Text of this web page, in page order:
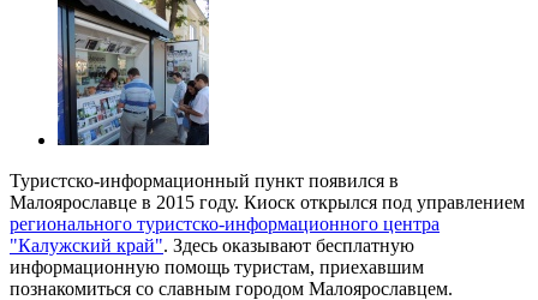
Туристско-информационный пункт появился в
Малоярославце в 2015 году. Киоск открылся под управлением
регионального туристско-информационного центра
"Калужский край". Здесь оказывают бесплатную
информационную помощь туристам, приехавшим
познакомиться со славным городом Малоярославцем.